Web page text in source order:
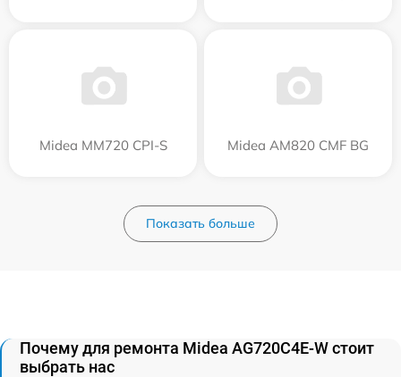
Midea MM720 CPI-S Midea AM820 CMF BG
Показать больше
Почему для ремонта Midea AG720C4E-W стоит
выбрать нас